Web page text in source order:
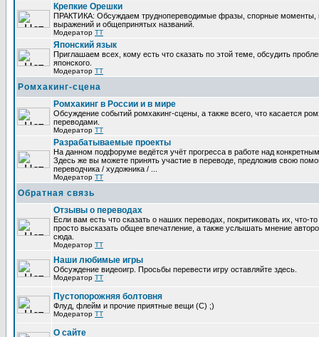
Крепкие Орешки
ПРАКТИКА: Обсуждаем труднопереводимые фразы, спорные моменты,
выражений и общепринятых названий.
Модератор TT
Японский язык
Приглашаем всех, кому есть что сказать по этой теме, обсудить
японского.
Модератор TT
Ромхакинг-сцена
Ромхакинг в России и в мире
Обсуждение событий ромхакинг-сцены, а также всего, что касается
переводами.
Модератор TT
Разрабатываемые проекты
На данном подфоруме ведётся учёт прогресса в работе над
Здесь же вы можете принять участие в переводе, предложив свою
переводчика / художника / ...
Модератор TT
Обратная связь
Отзывы о переводах
Если вам есть что сказать о наших переводах, покритиковать их, что-
просто высказать общее впечатление, а также услышать мнение
сюда.
Модератор TT
Наши любимые игры
Обсуждение видеоигр. Просьбы перевести игру оставляйте здесь.
Модератор TT
Пустопорожняя болтовня
Флуд, флейм и прочие приятные вещи (C) ;)
Модератор TT
О сайте